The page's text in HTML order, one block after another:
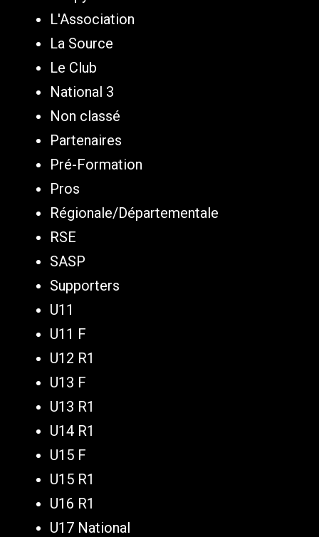
L'Association
La Source
Le Club
National 3
Non classé
Partenaires
Pré-Formation
Pros
Régionale/Départementale
RSE
SASP
Supporters
U11
U11 F
U12 R1
U13 F
U13 R1
U14 R1
U15 F
U15 R1
U16 R1
U17 National